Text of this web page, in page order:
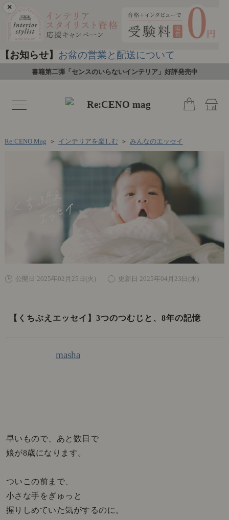
×
【お知らせ】 お盆の営業と配送について
書籍第二弾「センスのいらないインテリア」好評発売中
toggle
navigation
Re:CENO Mag ＞ インテリアを楽しむ ＞ みんなのエッセイ
公開日 2025年02月25日(火) 更新日 2025年04月23日(水)
【くちぶえエッセイ】3つのつむじと、8年の記憶
masha
早いもので、あと数日で
娘が8歳になります。
ついこの前まで、
小さな手をぎゅっと
握りしめていた気がするのに。